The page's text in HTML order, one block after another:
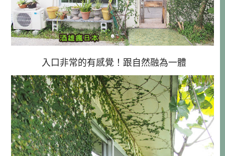
入口非常的有感覺！跟自然融為一體